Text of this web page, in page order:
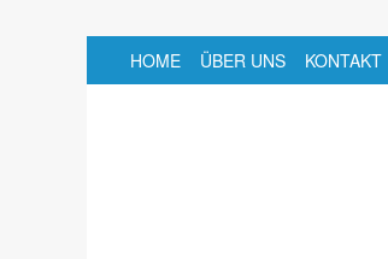
HOME ÜBER UNS KONTAKT